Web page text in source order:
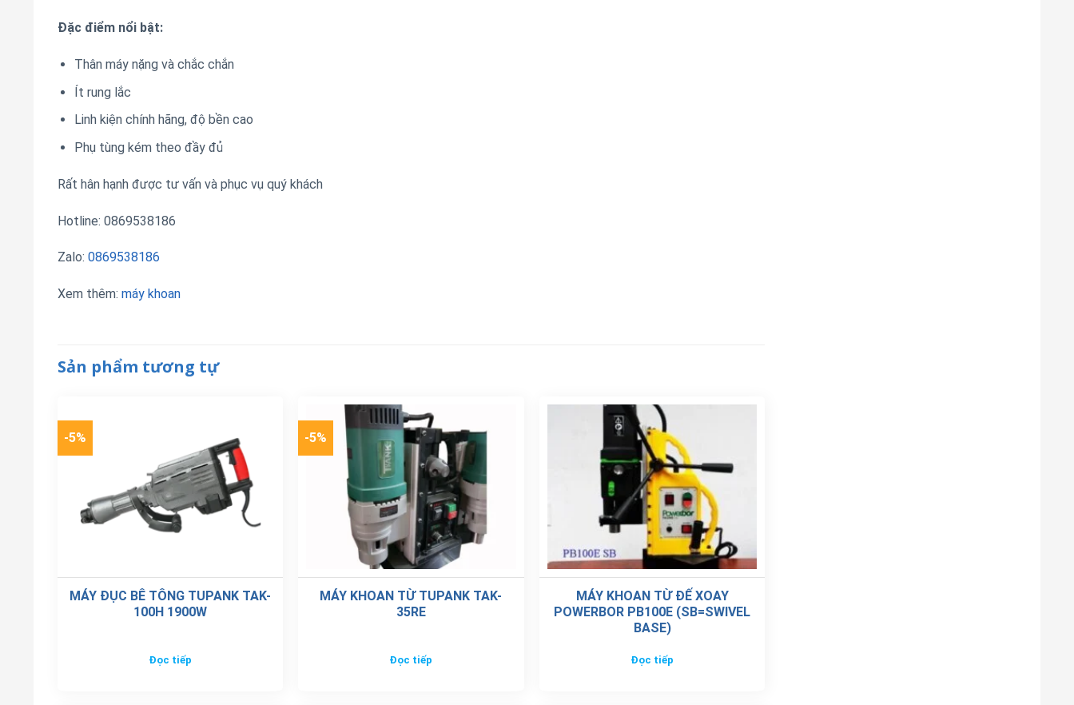
Đặc điểm nổi bật:
Thân máy nặng và chắc chắn
Ít rung lắc
Linh kiện chính hãng, độ bền cao
Phụ tùng kém theo đầy đủ
Rất hân hạnh được tư vấn và phục vụ quý khách
Hotline: 0869538186
Zalo: 0869538186
Xem thêm: máy khoan
Sản phẩm tương tự
-5%
MÁY ĐỤC BÊ TÔNG TUPANK TAK-
100H 1900W
Đọc tiếp
-5%
MÁY KHOAN TỪ TUPANK TAK-
35RE
Đọc tiếp
MÁY KHOAN TỪ ĐẾ XOAY
POWERBOR PB100E (SB=SWIVEL
BASE)
Đọc tiếp